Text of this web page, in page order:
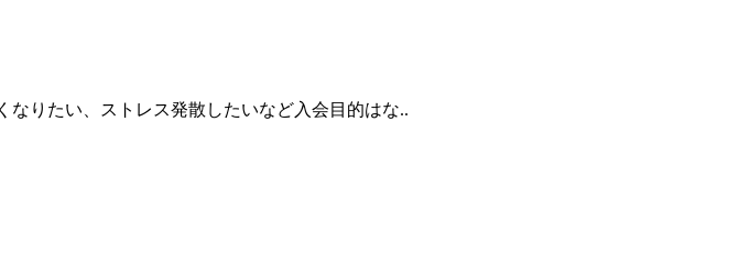
りたい、ストレス発散したいなど入会目的はな..